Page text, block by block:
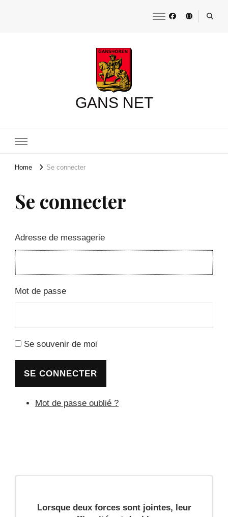
GANS NET
Home Se connecter
Se connecter
Adresse de messagerie
Mot de passe
Se souvenir de moi
SE CONNECTER
Mot de passe oublié ?
Lorsque deux forces sont jointes, leur